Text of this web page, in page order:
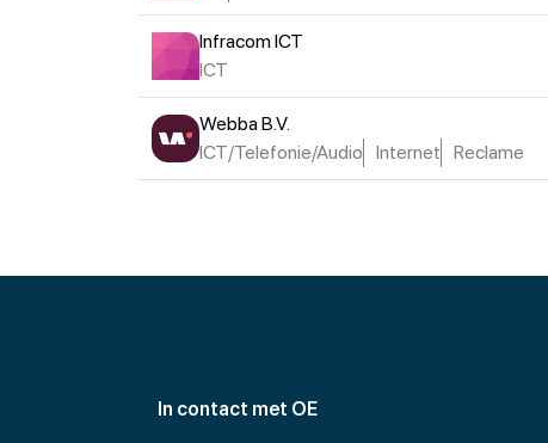
Infracom ICT
ICT
Webba B.V.
ICT/Telefonie/Audio
Internet Reclame
In contact met OE